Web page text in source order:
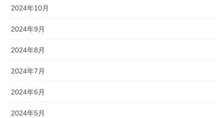
2024年10月
2024年9月
2024年8月
2024年7月
2024年6月
2024年5月